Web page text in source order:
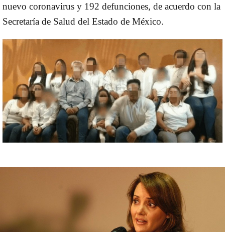
nuevo coronavirus y 192 defunciones, de acuerdo con la
Secretaría de Salud del Estado de México.